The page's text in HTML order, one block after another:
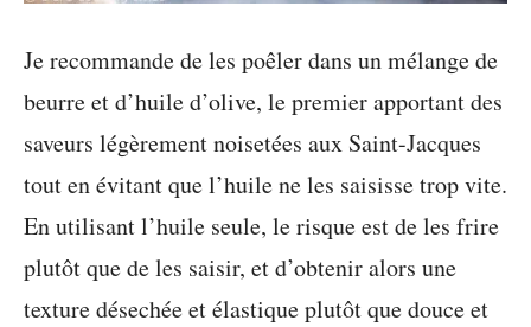
Je recommande de les poêler dans un mélange de
beurre et d’huile d’olive, le premier apportant des
saveurs légèrement noisetées aux Saint-Jacques
tout en évitant que l’huile ne les saisisse trop vite.
En utilisant l’huile seule, le risque est de les frire
plutôt que de les saisir, et d’obtenir alors une
texture désechée et élastique plutôt que douce et